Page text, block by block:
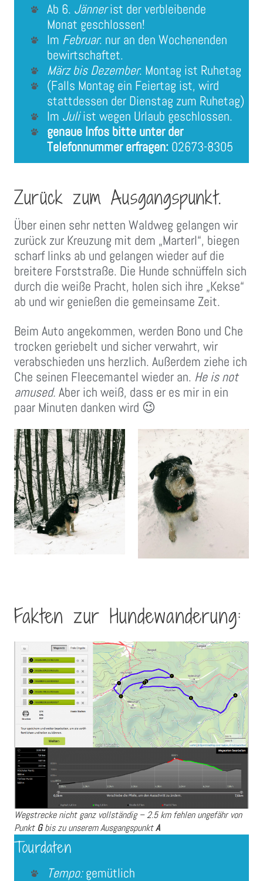
Ab 6. Jännerist der verbleibende
Monat geschlossen!
Im Februar: nur an den Wochenenden
bewirtschaftet.
März bis Dezember: Montag ist Ruhetag
(Falls Montag ein Feiertag ist, wird
stattdessen der Dienstag zum Ruhetag)
Im Juliist wegen Urlaub geschlossen.
genaue Infos bitte unter der
Telefonnummer erfragen: 02673-8305
Zurück zum Ausgangspunkt.
Über einen sehr netten Waldweg gelangen wir
zurück zur Kreuzung mit dem „Marterl“, biegen
scharf links ab und gelangen wieder auf die
breitere Forststraße. Die Hunde schnüffeln sich
durch die weiße Pracht, holen sich ihre „Kekse“
ab und wir genießen die gemeinsame Zeit.
Beim Auto angekommen, werden Bono und Che
trocken geriebelt und sicher verwahrt, wir
verabschieden uns herzlich. Außerdem ziehe ich
Che seinen Fleecemantel wieder an. He is not
amused. Aber ich weiß, dass er es mir in ein
paar Minuten danken wird 😉
Fakten zur Hundewanderung:
Wegstrecke nicht ganz vollständig – 2.5 km fehlen ungefähr von
PunktGbis zu unserem AusgangspunktA
Tourdaten
Tempo:gemütlich